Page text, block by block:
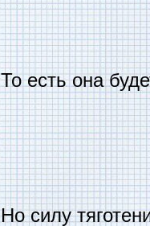
То есть она
Но силу